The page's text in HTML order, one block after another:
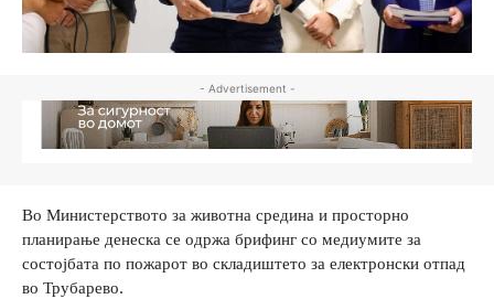
- Advertisement -
Во Министерството за животна средина и просторно
планирање денеска се одржа брифинг со медиумите за
состојбата по пожарот во складиштето за електронски отпад
во Трубарево.